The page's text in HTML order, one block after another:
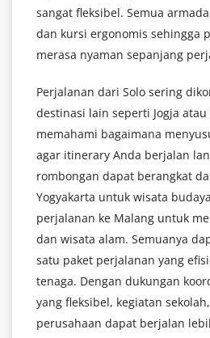
sangat fleksibel. Semua
dan kursi ergonomis sehingga
merasa nyaman sepanjang
Perjalanan dari Solo sering
destinasi lain seperti Jogja
memahami bagaimana
agar itinerary Anda berjalan
rombongan dapat berangkat
Yogyakarta untuk wisata
perjalanan ke Malang untuk
dan wisata alam. Semuanya
satu paket perjalanan yang
tenaga. Dengan dukungan
yang fleksibel, kegiatan
perusahaan dapat berjalan